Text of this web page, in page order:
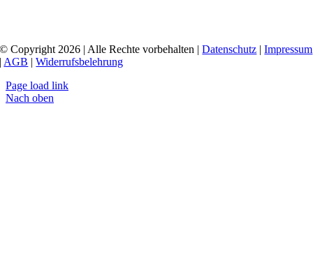
© Copyright 2026 | Alle Rechte vorbehalten |Datenschutz |Impressum
| AGB |Widerrufsbelehrung
Page load link
Nach oben